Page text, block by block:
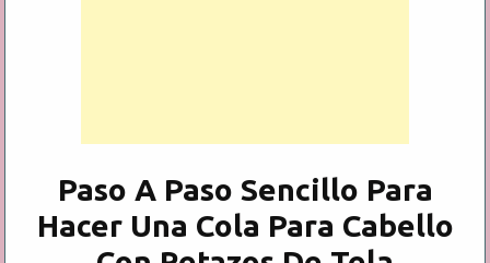
Paso A Paso Sencillo Para
Hacer Una Cola Para Cabello